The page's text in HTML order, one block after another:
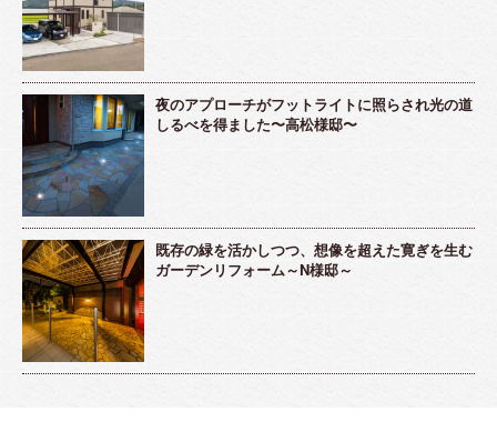
夜のアプローチがフットライトに照らされ光の道
しるべを得ました〜高松様邸〜
既存の緑を活かしつつ、想像を超えた寛ぎを生む
ガーデンリフォーム～N様邸～